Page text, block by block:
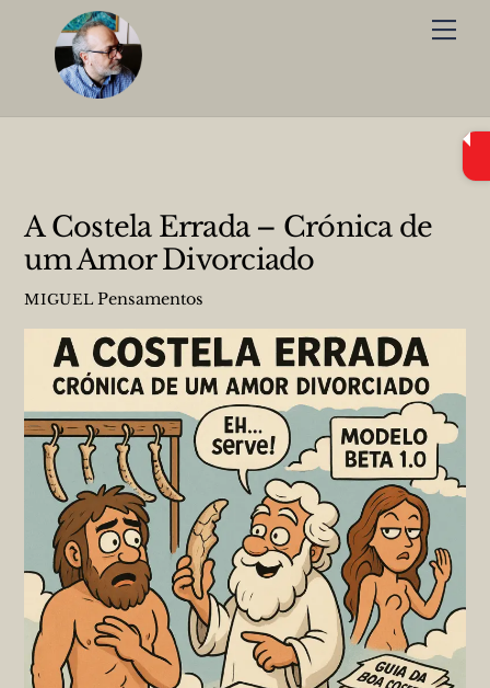
content
A Costela Errada – Crónica de
um Amor Divorciado
MIGUEL Pensamentos